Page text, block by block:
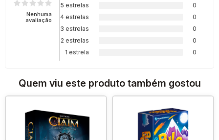
Nenhuma
avaliação
5 estrelas
0
4 estrelas
0
3 estrelas
0
2 estrelas
0
1 estrela
0
Quem viu este produto também gostou